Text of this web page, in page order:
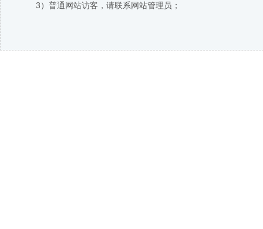
3）普通网站访客，请联系网站管理员；